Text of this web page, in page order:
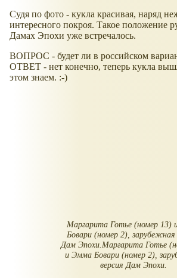
Судя по фото - кукла красивая, наряд
интересного покроя. Такое положение
Дамах Эпохи уже встречалось.
ВОПРОС - будет ли в российском
ОТВЕТ - нет конечно, теперь кукла
этом знаем. :-)
Маргарита Готье (номер 13)
Бовари (номер 2), зарубежная
Дам Эпохи.Маргарита Готье
и Эмма Бовари (номер 2),
версия Дам Эпохи.